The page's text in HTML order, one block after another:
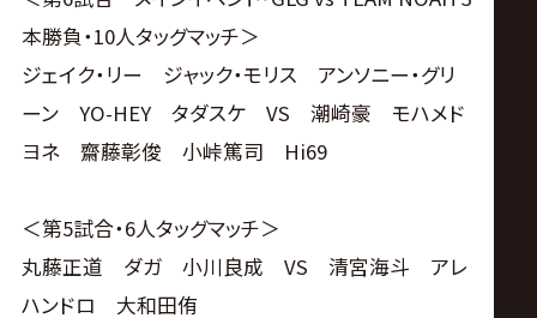
本勝負・10人タッグマッチ＞
ジェイク・リー ジャック・モリス アンソニー・グリ
ーン YO-HEY タダスケ VS 潮崎豪 モハメド
ヨネ 齋藤彰俊 小峠篤司 Hi69
＜第5試合・6人タッグマッチ＞
丸藤正道 ダガ 小川良成 VS 清宮海斗 アレ
ハンドロ 大和田侑